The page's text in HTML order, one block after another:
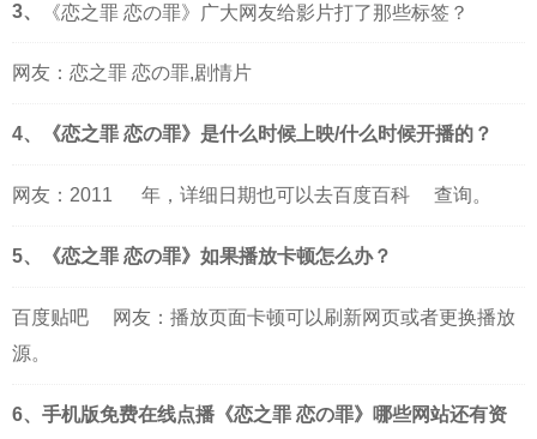
3、 《恋之罪 恋の罪》广大网友给影片打了那些标签？
网友：恋之罪 恋の罪,剧情片
4、《恋之罪 恋の罪》是什么时候上映/什么时候开播的？
网友： 2011 年，详细日期也可以去百度百科 查询。
5、《恋之罪 恋の罪》如果播放卡顿怎么办？
百度贴吧
网友：播放页面卡顿可以刷新网页或者更换播放
源。
6、手机版免费在线点播《恋之罪 恋の罪》哪些网站还有资